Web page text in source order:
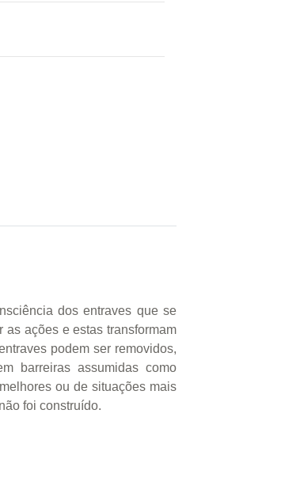
dos entraves que se
ações e estas transformam
podem ser removidos,
barreiras assumidas como
ou de situações mais
foi construído.